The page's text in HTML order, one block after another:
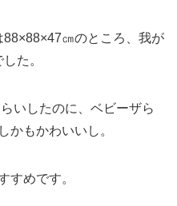
㎝のところ、我が
た。
いしたのに、ベビーザら
かもかわいいし。
すめです。